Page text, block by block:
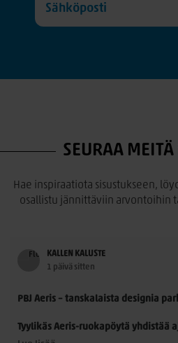
SEURAA
Hae inspiraatiota sisustukseen,
osallistu jännittäviin arvontoihin
KALLEN KALUSTE
1 päivä sitten
PBJ Aeris – tanskalaista designia
Tyylikäs Aeris-ruokapöytä yhdistää